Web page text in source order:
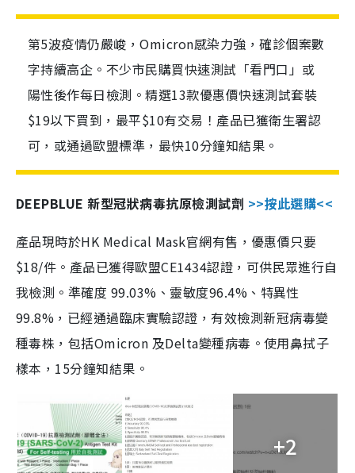
第5波疫情仍嚴峻，Omicron感染力強，確診個案數
字持續高企。不少市民購買快速測試「看門口」或
陽性後作每日檢測。精選13款優惠價快速測試套裝
$19以下買到，最平$10有交易！產品已獲衛生署認
可，或通過歐盟標準，最快10分鐘知結果。
DEEPBLUE 新型冠狀病毒抗原檢測試劑 >>按此選購<<
產品現時於HK Medical Mask官網有售，優惠價只要
$18/件。產品已獲得歐盟CE1434認證，可供民眾進行自
我檢測。準確度 99.03%、靈敏度96.4%、特異性
99.8%，已經通過臨床實驗認證，有效檢測新冠病毒變
種毒株，包括Omicron 及Delta變種病毒。使用鼻拭子
樣本，15分鐘知結果。
+2